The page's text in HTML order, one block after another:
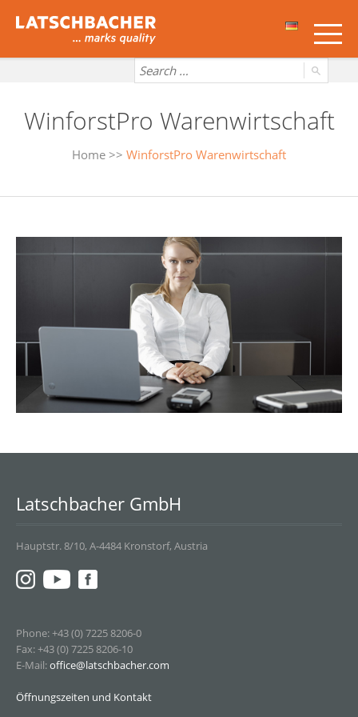
WinforstPro Warenwirtschaft
Home >> WinforstPro Warenwirtschaft
Latschbacher GmbH
Hauptstr. 8/10, A-4484 Kronstorf, Austria
Phone: +43 (0) 7225 8206-0
Fax: +43 (0) 7225 8206-10
E-Mail:office@latschbacher.com
Öffnungszeiten und Kontakt